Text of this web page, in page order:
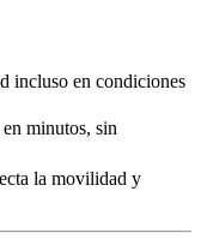
incluso en condiciones
minutos, sin
la movilidad y